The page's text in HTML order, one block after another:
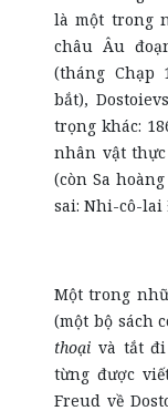
là một trong
châu Âu
(tháng Chạp
bắt),
trọng khác:
nhân vật
(còn Sa
sai: Nhi-cô-lai
Một trong
(một bộ sách
thoại và tắt
từng được
Freud về